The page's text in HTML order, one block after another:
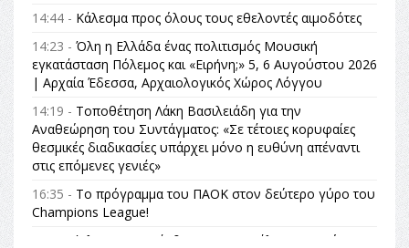
14:44 - Κάλεσμα προς όλους τους εθελοντές αιμοδότες
14:23 - Όλη η Ελλάδα ένας πολιτισμός Μουσική
εγκατάσταση Πόλεμος και «Ειρήνη;» 5, 6 Αυγούστου 2026
| Αρχαία Έδεσσα, Αρχαιολογικός Χώρος Λόγγου
14:19 - Τοποθέτηση Λάκη Βασιλειάδη για την
Αναθεώρηση του Συντάγματος: «Σε τέτοιες κορυφαίες
θεσμικές διαδικασίες υπάρχει μόνο η ευθύνη απέναντι
στις επόμενες γενιές»
16:35 - Το πρόγραμμα του ΠΑΟΚ στον δεύτερο γύρο του
Champions League!
Όλυμπος: Εντάχθηκε στον Κατάλογο Παγκόσμιας